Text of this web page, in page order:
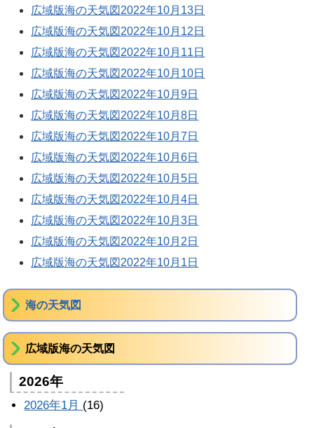
広域版海の天気図2022年10月13日
広域版海の天気図2022年10月12日
広域版海の天気図2022年10月11日
広域版海の天気図2022年10月10日
広域版海の天気図2022年10月9日
広域版海の天気図2022年10月8日
広域版海の天気図2022年10月7日
広域版海の天気図2022年10月6日
広域版海の天気図2022年10月5日
広域版海の天気図2022年10月4日
広域版海の天気図2022年10月3日
広域版海の天気図2022年10月2日
広域版海の天気図2022年10月1日
海の天気図
広域版海の天気図
2026年
2026年1月 (16)